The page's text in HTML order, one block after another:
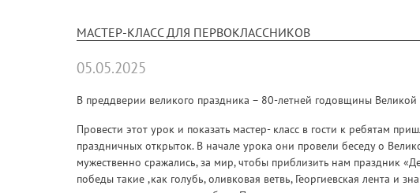
МАСТЕР-КЛАСС ДЛЯ ПЕРВОКЛАССНИКОВ
05.05.2025
В преддверии великого праздника – 80-летней годовщины
Провести этот урок и показать мастер- класс в гости к ребятам
праздничных открыток. В начале урока они провели беседу о
мужественно сражались, за мир, чтобы приблизить нам праздник
победы такие ,как голубь, оливковая ветвь, Георгиевская лента